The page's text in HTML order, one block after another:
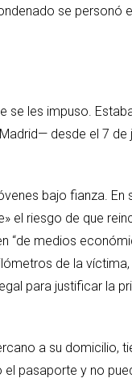
se personó
se les impuso.
desde el 7 de
bajo fianza. En
el riesgo de que
“de medios
de la víctima,
para justificar la
a su domicilio,
pasaporte y no